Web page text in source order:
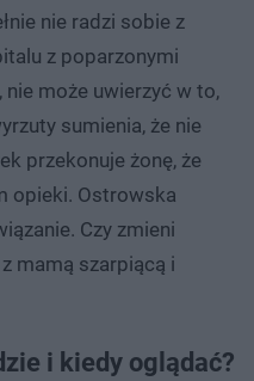
nie radzi sobie z
z poparzonymi
może uwierzyć w to,
sumienia, że nie
przekonuje żonę, że
opieki. Ostrowska
Czy zmieni
mamą szarpiącą i
i kiedy oglądać?